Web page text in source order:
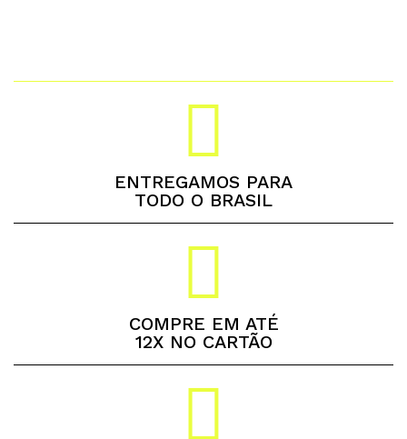
ENTREGAMOS PARA
TODO O BRASIL
COMPRE EM ATÉ
12X NO CARTÃO